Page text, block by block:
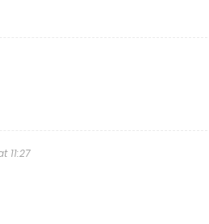
11:27